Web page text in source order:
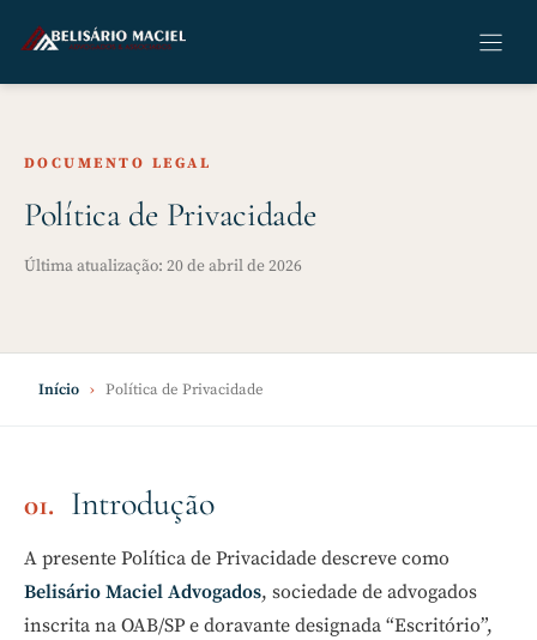
para
o
DOCUMENTO LEGAL
Política de Privacidade
Última atualização: 20 de abril de 2026
Início › Política de Privacidade
Introdução
A presente Política de Privacidade descreve como
Belisário Maciel Advogados, sociedade de advogados
inscrita na OAB/SP e doravante designada “Escritório”,